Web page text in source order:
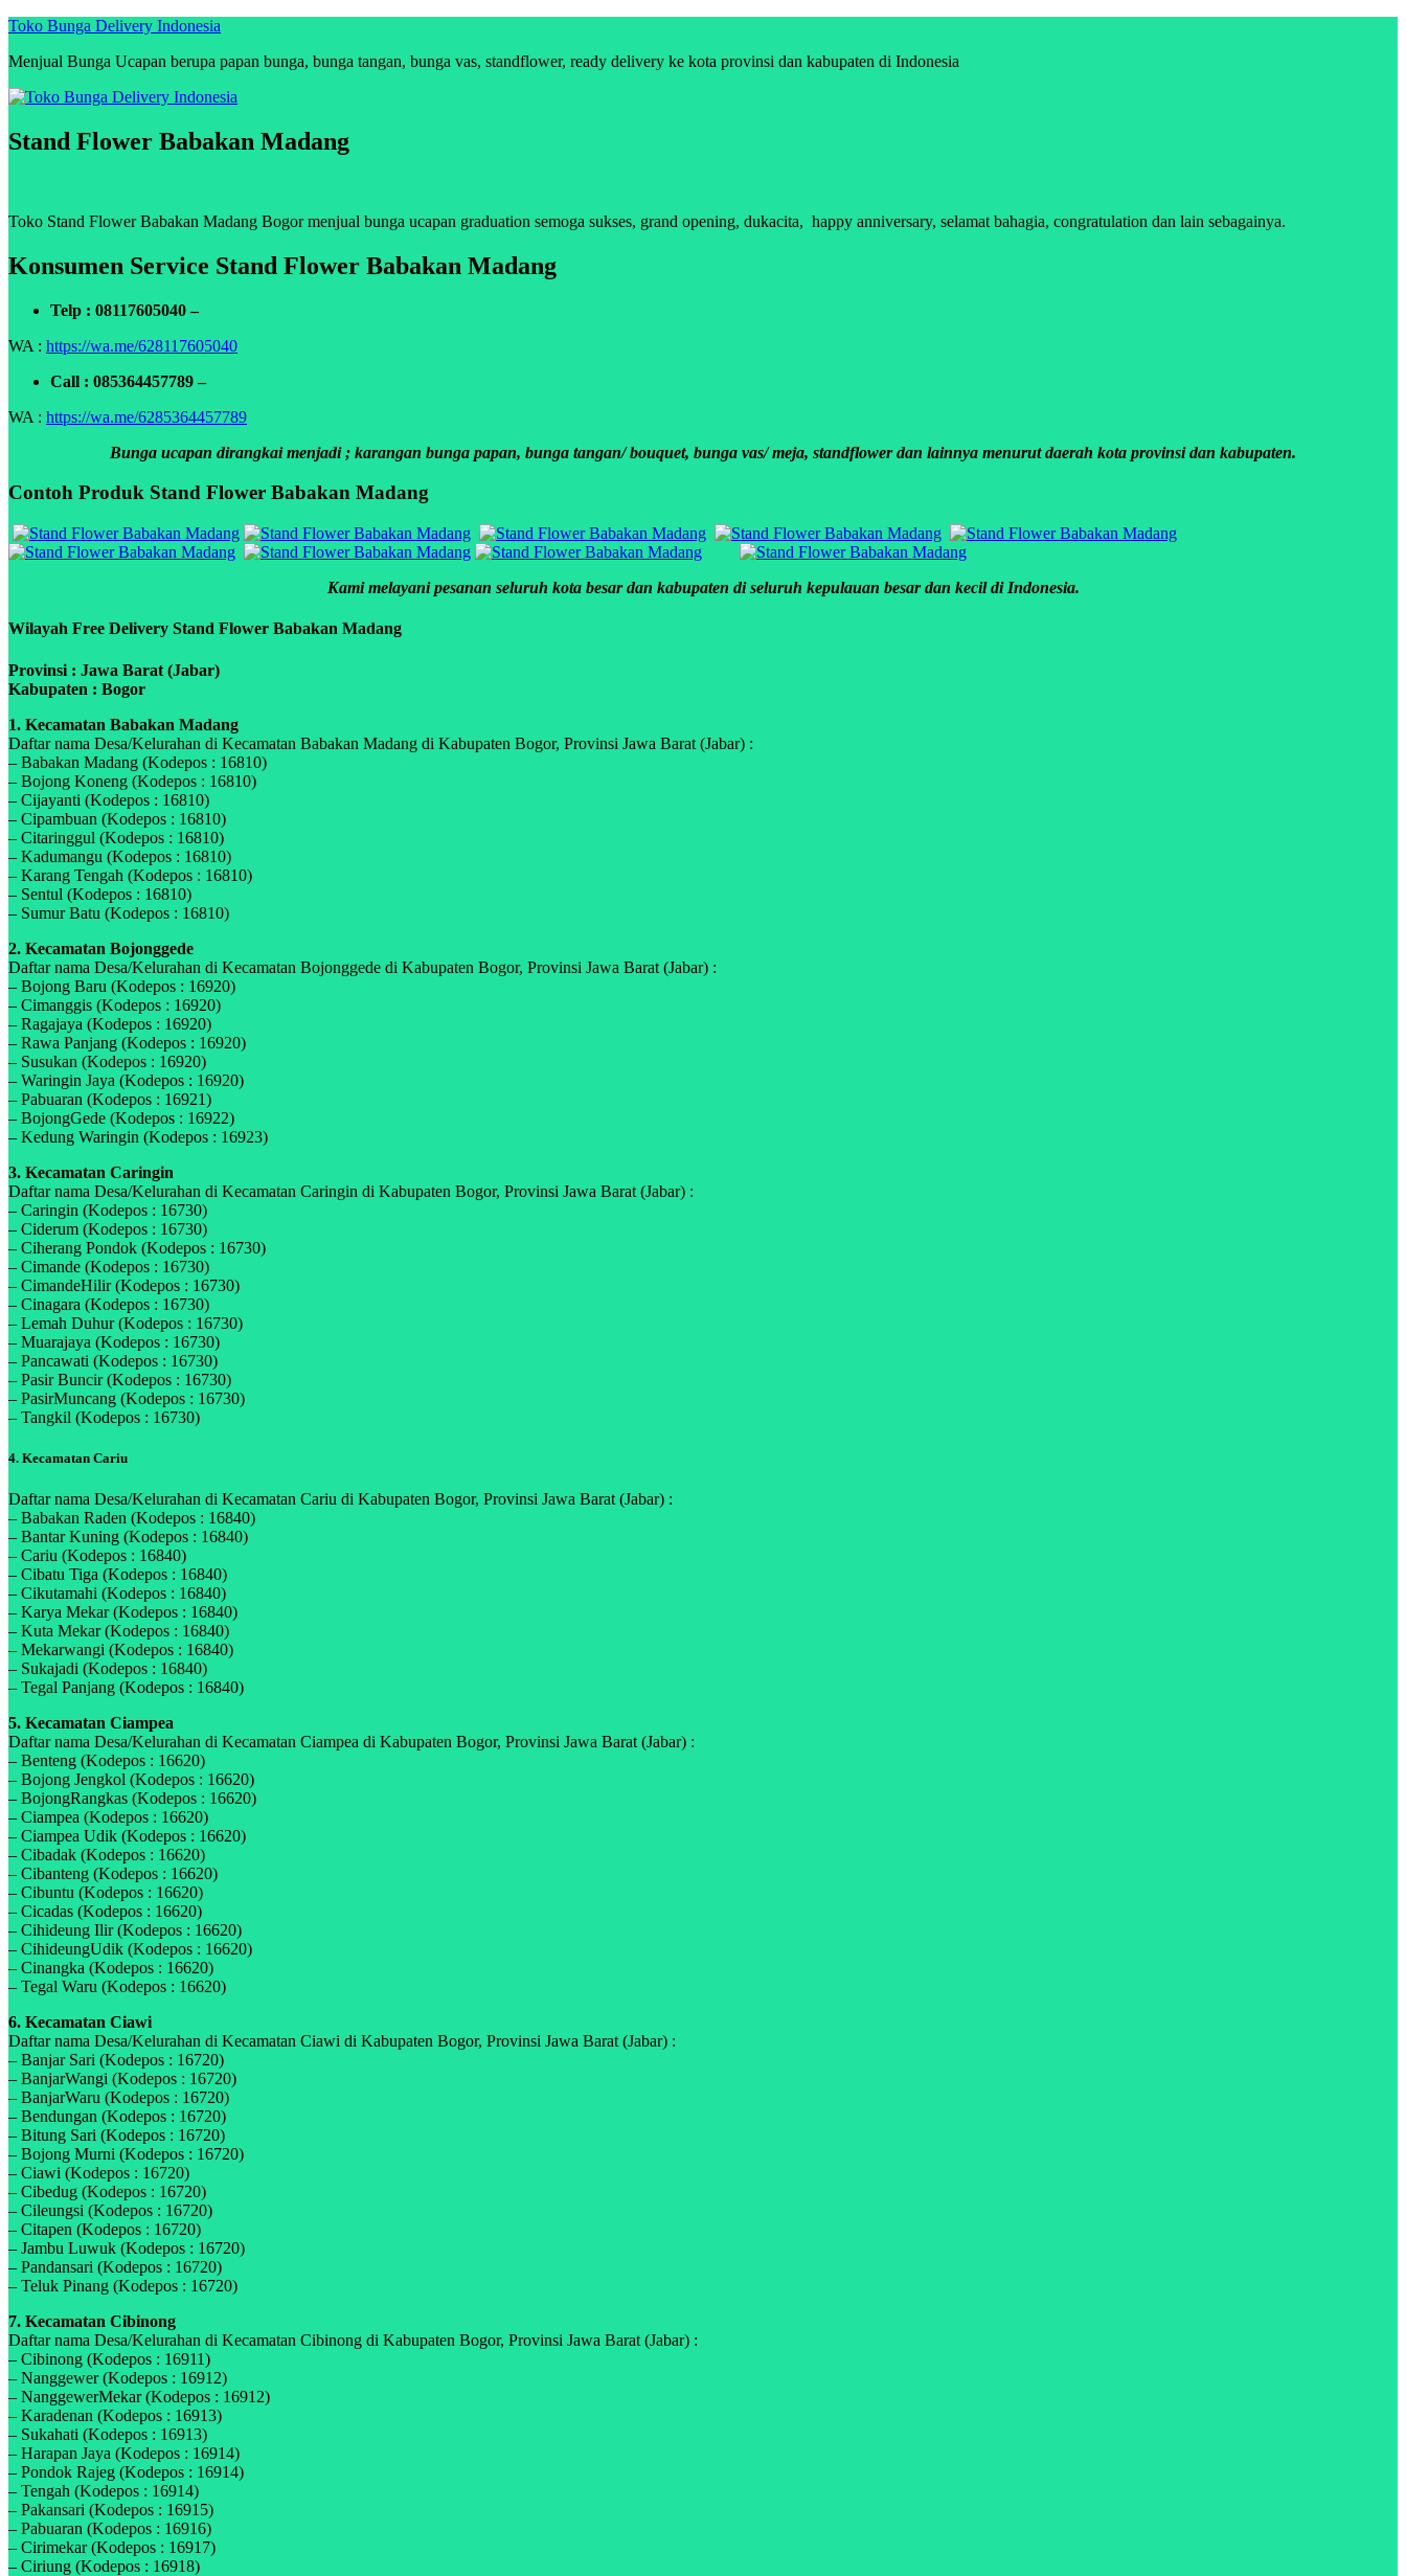
Skip
content
Toko Bunga Delivery Indonesia
Menjual Bunga Ucapan berupa papan bunga, bunga tangan, bunga vas, standflower, ready delivery ke kota provinsi dan kabupaten di Indonesia
Stand Flower Babakan Madang
Toko Stand Flower Babakan Madang Bogor menjual bunga ucapan graduation semoga sukses, grand opening, dukacita, happy anniversary, selamat bahagia, congratulation dan lain sebagainya.
Konsumen Service Stand Flower Babakan Madang
Telp : 08117605040 –
WA : https://wa.me/628117605040
Call : 085364457789 –
WA : https://wa.me/6285364457789
Bunga ucapan dirangkai menjadi ; karangan bunga papan, bunga tangan/ bouquet, bunga vas/ meja, standflower dan lainnya menurut daerah kota provinsi dan kabupaten.
Contoh Produk Stand Flower Babakan Madang
Kami melayani pesanan seluruh kota besar dan kabupaten di seluruh kepulauan besar dan kecil di Indonesia.
Wilayah Free Delivery Stand Flower Babakan Madang
Provinsi : Jawa Barat (Jabar)
Kabupaten : Bogor
1. Kecamatan Babakan Madang
Daftar nama Desa/Kelurahan di Kecamatan Babakan Madang di Kabupaten Bogor, Provinsi Jawa Barat (Jabar) :
– Babakan Madang (Kodepos : 16810)
– Bojong Koneng (Kodepos : 16810)
– Cijayanti (Kodepos : 16810)
– Cipambuan (Kodepos : 16810)
– Citaringgul (Kodepos : 16810)
– Kadumangu (Kodepos : 16810)
– Karang Tengah (Kodepos : 16810)
– Sentul (Kodepos : 16810)
– Sumur Batu (Kodepos : 16810)
2. Kecamatan Bojonggede
Daftar nama Desa/Kelurahan di Kecamatan Bojonggede di Kabupaten Bogor, Provinsi Jawa Barat (Jabar) :
– Bojong Baru (Kodepos : 16920)
– Cimanggis (Kodepos : 16920)
– Ragajaya (Kodepos : 16920)
– Rawa Panjang (Kodepos : 16920)
– Susukan (Kodepos : 16920)
– Waringin Jaya (Kodepos : 16920)
– Pabuaran (Kodepos : 16921)
– BojongGede (Kodepos : 16922)
– Kedung Waringin (Kodepos : 16923)
3. Kecamatan Caringin
Daftar nama Desa/Kelurahan di Kecamatan Caringin di Kabupaten Bogor, Provinsi Jawa Barat (Jabar) :
– Caringin (Kodepos : 16730)
– Ciderum (Kodepos : 16730)
– Ciherang Pondok (Kodepos : 16730)
– Cimande (Kodepos : 16730)
– CimandeHilir (Kodepos : 16730)
– Cinagara (Kodepos : 16730)
– Lemah Duhur (Kodepos : 16730)
– Muarajaya (Kodepos : 16730)
– Pancawati (Kodepos : 16730)
– Pasir Buncir (Kodepos : 16730)
– PasirMuncang (Kodepos : 16730)
– Tangkil (Kodepos : 16730)
4. Kecamatan Cariu
Daftar nama Desa/Kelurahan di Kecamatan Cariu di Kabupaten Bogor, Provinsi Jawa Barat (Jabar) :
– Babakan Raden (Kodepos : 16840)
– Bantar Kuning (Kodepos : 16840)
– Cariu (Kodepos : 16840)
– Cibatu Tiga (Kodepos : 16840)
– Cikutamahi (Kodepos : 16840)
– Karya Mekar (Kodepos : 16840)
– Kuta Mekar (Kodepos : 16840)
– Mekarwangi (Kodepos : 16840)
– Sukajadi (Kodepos : 16840)
– Tegal Panjang (Kodepos : 16840)
5. Kecamatan Ciampea
Daftar nama Desa/Kelurahan di Kecamatan Ciampea di Kabupaten Bogor, Provinsi Jawa Barat (Jabar) :
– Benteng (Kodepos : 16620)
– Bojong Jengkol (Kodepos : 16620)
– BojongRangkas (Kodepos : 16620)
– Ciampea (Kodepos : 16620)
– Ciampea Udik (Kodepos : 16620)
– Cibadak (Kodepos : 16620)
– Cibanteng (Kodepos : 16620)
– Cibuntu (Kodepos : 16620)
– Cicadas (Kodepos : 16620)
– Cihideung Ilir (Kodepos : 16620)
– CihideungUdik (Kodepos : 16620)
– Cinangka (Kodepos : 16620)
– Tegal Waru (Kodepos : 16620)
6. Kecamatan Ciawi
Daftar nama Desa/Kelurahan di Kecamatan Ciawi di Kabupaten Bogor, Provinsi Jawa Barat (Jabar) :
– Banjar Sari (Kodepos : 16720)
– BanjarWangi (Kodepos : 16720)
– BanjarWaru (Kodepos : 16720)
– Bendungan (Kodepos : 16720)
– Bitung Sari (Kodepos : 16720)
– Bojong Murni (Kodepos : 16720)
– Ciawi (Kodepos : 16720)
– Cibedug (Kodepos : 16720)
– Cileungsi (Kodepos : 16720)
– Citapen (Kodepos : 16720)
– Jambu Luwuk (Kodepos : 16720)
– Pandansari (Kodepos : 16720)
– Teluk Pinang (Kodepos : 16720)
7. Kecamatan Cibinong
Daftar nama Desa/Kelurahan di Kecamatan Cibinong di Kabupaten Bogor, Provinsi Jawa Barat (Jabar) :
– Cibinong (Kodepos : 16911)
– Nanggewer (Kodepos : 16912)
– NanggewerMekar (Kodepos : 16912)
– Karadenan (Kodepos : 16913)
– Sukahati (Kodepos : 16913)
– Harapan Jaya (Kodepos : 16914)
– Pondok Rajeg (Kodepos : 16914)
– Tengah (Kodepos : 16914)
– Pakansari (Kodepos : 16915)
– Pabuaran (Kodepos : 16916)
– Cirimekar (Kodepos : 16917)
– Ciriung (Kodepos : 16918)